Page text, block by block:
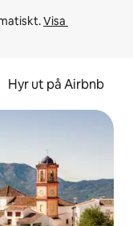
Visa
Hyr ut på Airbnb